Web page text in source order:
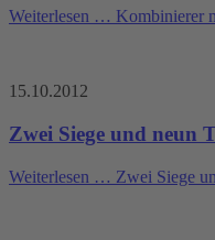
Weiterlesen … Kombinierer
15.10.2012
Zwei Siege und neun
Weiterlesen … Zwei Siege